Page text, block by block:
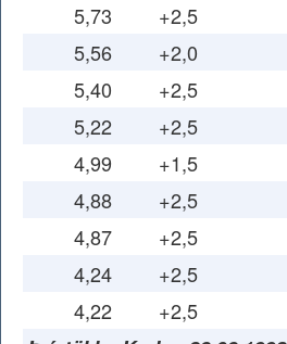
5,73 +2,5
5,56 +2,0
5,40 +2,5
5,22 +2,5
4,99 +1,5
4,88 +2,5
4,87 +2,5
4,24 +2,5
4,22 +2,5